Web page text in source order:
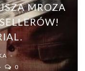
MROZA
0